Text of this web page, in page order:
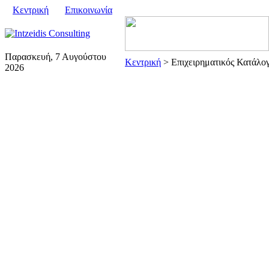
Κεντρική Επικοινωνία
Παρασκευή, 7 Αυγούστου
2026
Κεντρική > Επιχειρηματικός